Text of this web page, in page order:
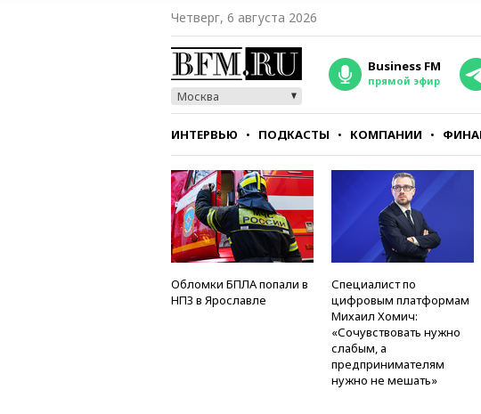
Четверг, 6 августа 2026
Москва
Business FM
прямой эфир
ИНТЕРВЬЮ ПОДКАСТЫ КОМПАНИИ
СТИЛЬ ТЕСТЫ
Обломки БПЛА попали в
НПЗ в Ярославле
Специалист по
цифровым платформам
Михаил Хомич:
«Сочувствовать нужно
слабым, а
предпринимателям
нужно не мешать»